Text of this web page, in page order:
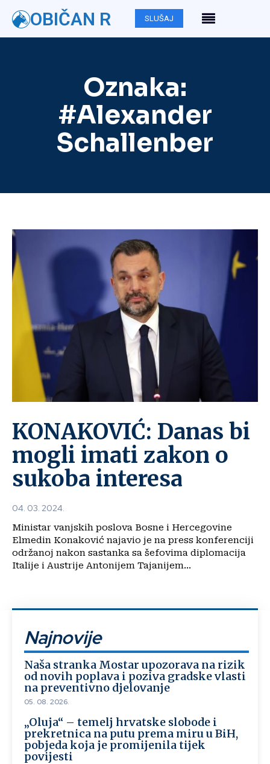
OBIČAN R SLUŠAJ
Oznaka:
#Alexander
Schallenber
KONAKOVIĆ: Danas bi
mogli imati zakon o
sukoba interesa
04. 03. 2024.
Ministar vanjskih poslova Bosne i Hercegovine
Elmedin Konaković najavio je na press konferenciji
održanoj nakon sastanka sa šefovima diplomacija
Italije i Austrije Antonijem Tajanijem...
Najnovije
Naša stranka Mostar upozorava na rizik
od novih poplava i poziva gradske vlasti
na preventivno djelovanje
05. 08. 2026.
„Oluja“ – temelj hrvatske slobode i
prekretnica na putu prema miru u BiH,
pobjeda koja je promijenila tijek
povijesti